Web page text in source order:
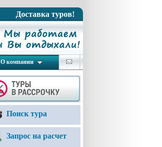
Доставка туров!
О компании
Поиск тура
Запрос на расчет